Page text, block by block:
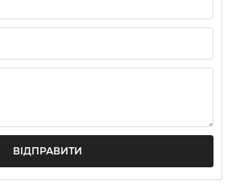
ВІДПРАВИТИ